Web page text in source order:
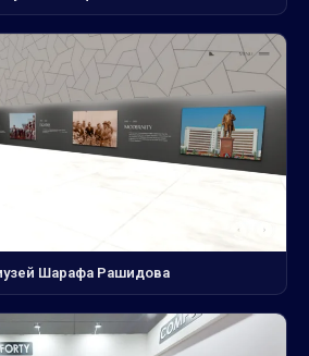
Шарафа Рашидова